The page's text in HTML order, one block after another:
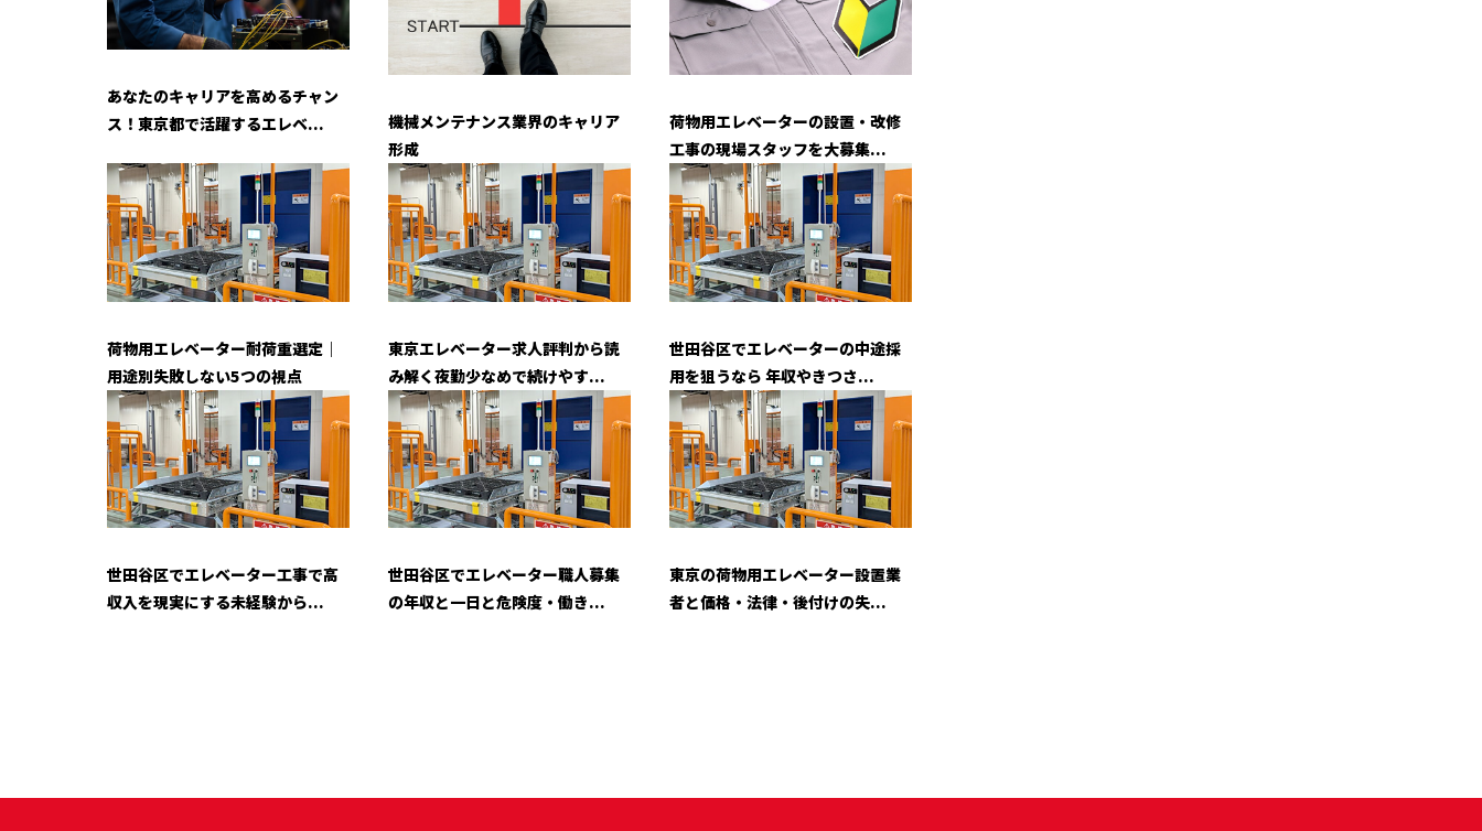
あなたのキャリアを高めるチャン
ス！東京都で活躍するエレベ...
機械メンテナンス業界のキャリア
形成
荷物用エレベーターの設置・改修
工事の現場スタッフを大募集...
荷物用エレベーター耐荷重選定｜
用途別失敗しない5つの視点
東京エレベーター求人評判から読
み解く夜勤少なめで続けやす...
世田谷区でエレベーターの中途採
用を狙うなら 年収やきつさ...
世田谷区でエレベーター工事で高
収入を現実にする未経験から...
世田谷区でエレベーター職人募集
の年収と一日と危険度・働き...
東京の荷物用エレベーター設置業
者と価格・法律・後付けの失...